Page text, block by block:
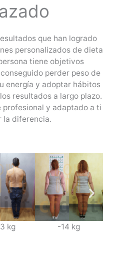
que han logrado
personalizados de dieta
tiene objetivos
perder peso de
energía y adoptar hábitos
resultados a largo plazo.
profesional y adaptado a ti
la diferencia.
kg -14 kg